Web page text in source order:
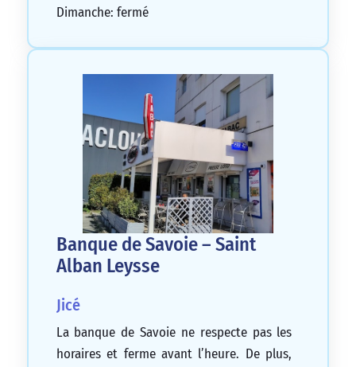
Dimanche: fermé
Banque de Savoie – Saint
Alban Leysse
Jicé
La banque de Savoie ne respecte pas les
horaires et ferme avant l’heure. De plus,